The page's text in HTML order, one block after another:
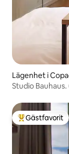
Lägenhet i
Studio
Populär
Gästfavorit